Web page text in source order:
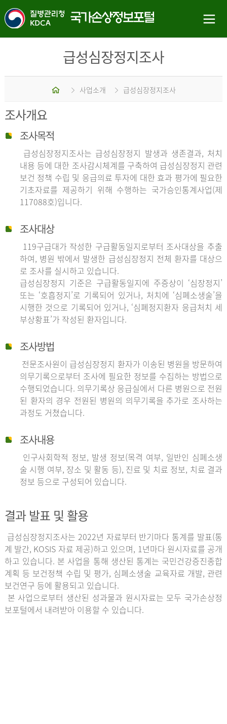
급성심장정지조사
홈 사업소개 급성심장정지조사
조사개요
조사목적
급성심장정지조사는 급성심장정지 발생과 생존결과, 처치
내용 등에 대한 조사감시체계를 구축하여 급성심장정지 관련
보건 정책 수립 및 응급의료 투자에 대한 효과 평가에 필요한
기초자료를 제공하기 위해 수행하는 국가승인통계사업(제
117088호)입니다.
조사대상
119구급대가 작성한 구급활동일지로부터 조사대상을 추출
하여, 병원 밖에서 발생한 급성심장정지 전체 환자를 대상으
로 조사를 실시하고 있습니다.
급성심장정지 기준은 구급활동일지에 주증상이 ‘심장정지’
또는 ‘호흡정지’로 기록되어 있거나, 처치에 ‘심폐소생술’을
시행한 것으로 기록되어 있거나, ‘심폐정지환자 응급처치 세
부상황표’가 작성된 환자입니다.
조사방법
전문조사원이 급성심장정지 환자가 이송된 병원을 방문하여
의무기록으로부터 조사에 필요한 정보를 수집하는 방법으로
수행되었습니다. 의무기록상 응급실에서 다른 병원으로 전원
된 환자의 경우 전원된 병원의 의무기록을 추가로 조사하는
과정도 거쳤습니다.
조사내용
인구사회학적 정보, 발생 정보(목격 여부, 일반인 심폐소생
술 시행 여부, 장소 및 활동 등), 진료 및 치료 정보, 치료 결과
정보 등으로 구성되어 있습니다.
결과 발표 및 활용
급성심장정지조사는 2022년 자료부터 반기마다 통계를 발표(통
계 발간, KOSIS 자료 제공)하고 있으며, 1년마다 원시자료를 공개
하고 있습니다. 본 사업을 통해 생산된 통계는 국민건강증진종합
계획 등 보건정책 수립 및 평가, 심폐소생술 교육자료 개발, 관련
보건연구 등에 활용되고 있습니다.
본 사업으로부터 생산된 성과물과 원시자료는 모두 국가손상정
보포털에서 내려받아 이용할 수 있습니다.